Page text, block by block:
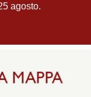
agosto.